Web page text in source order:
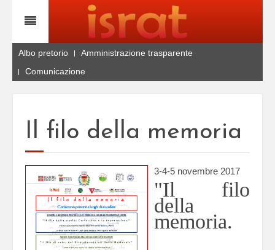
Albo pretorio
Amministrazione trasparente
Comunicazione
Il filo della memoria
3-4-5 novembre 2017
"Il filo
della
memoria.